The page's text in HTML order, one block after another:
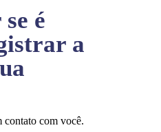
é
a
contato com você.